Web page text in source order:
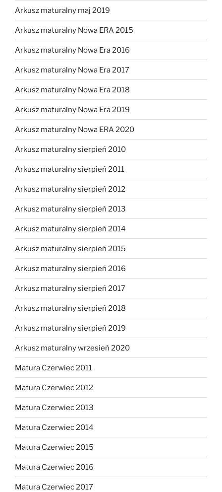
Arkusz maturalny maj 2019
Arkusz maturalny Nowa ERA 2015
Arkusz maturalny Nowa Era 2016
Arkusz maturalny Nowa Era 2017
Arkusz maturalny Nowa Era 2018
Arkusz maturalny Nowa Era 2019
Arkusz maturalny Nowa ERA 2020
Arkusz maturalny sierpień 2010
Arkusz maturalny sierpień 2011
Arkusz maturalny sierpień 2012
Arkusz maturalny sierpień 2013
Arkusz maturalny sierpień 2014
Arkusz maturalny sierpień 2015
Arkusz maturalny sierpień 2016
Arkusz maturalny sierpień 2017
Arkusz maturalny sierpień 2018
Arkusz maturalny sierpień 2019
Arkusz maturalny wrzesień 2020
Matura Czerwiec 2011
Matura Czerwiec 2012
Matura Czerwiec 2013
Matura Czerwiec 2014
Matura Czerwiec 2015
Matura Czerwiec 2016
Matura Czerwiec 2017